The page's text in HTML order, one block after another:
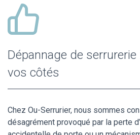
Dépannage de
vos côtés
Chez Ou-Serrurier, nous sommes
désagrément provoqué par la perte